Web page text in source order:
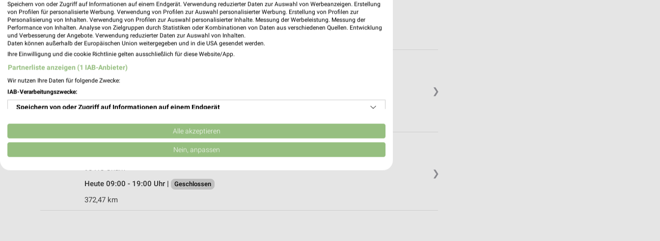
❯
EP:Schmeißner Burglengenfeld
93133 Burglengenfeld
Heute 09:00 - 19:00 Uhr | Geschlossen
❯
Rodinger Str. 20
93413 Cham
Heute 09:00 - 19:00 Uhr |
Geschlossen
372,47 km
Speichern von oder Zugriff auf Informationen auf einem Endgerät. Verwendung reduzierter Daten zur Auswahl von Werbeanzeigen. Erstellung
von Profilen für personalisierte Werbung. Verwendung von Profilen zur Auswahl personalisierter Werbung. Erstellung von Profilen zur
Personalisierung von Inhalten. Verwendung von Profilen zur Auswahl personalisierter Inhalte. Messung der Werbeleistung. Messung der
Performance von Inhalten. Analyse von Zielgruppen durch Statistiken oder Kombinationen von Daten aus verschiedenen Quellen. Entwicklung
und Verbesserung der Angebote. Verwendung reduzierter Daten zur Auswahl von Inhalten.
Daten können außerhalb der Europäischen Union weitergegeben und in die USA gesendet werden.
Ihre Einwilligung und die cookie Richtlinie gelten ausschließlich für diese Website/App.
Partnerliste anzeigen (1 IAB-Anbieter)
Wir nutzen Ihre Daten für folgende Zwecke:
IAB-Verarbeitungszwecke:
Speichern von oder Zugriff auf Informationen auf einem Endgerät
Verwendung reduzierter Daten zur Auswahl von Werbeanzeigen
Erstellung von Profilen für personalisierte Werbung
Erstellung von Profilen zur Personalisierung von Inhalten
Alle akzeptieren
Nein, anpassen